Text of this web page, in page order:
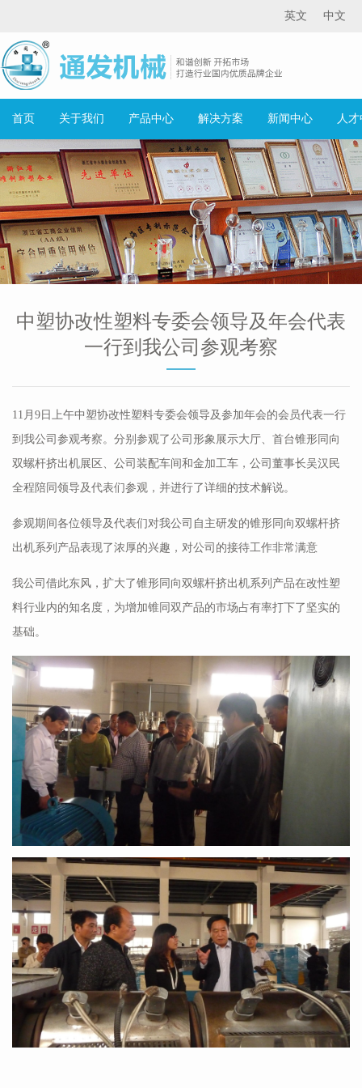
中文
英文
首页 关于我们 产品中心 解决方案 新闻中心 人
中塑协改性塑料专委会领导及年会代表
一行到我公司参观考察
11月9日上午中塑协改性塑料专委会领导及参加年会的会员代表一行
到我公司参观考察。分别参观了公司形象展示大厅、首台锥形同向
双螺杆挤出机展区、公司装配车间和金加工车，公司董事长吴汉民
全程陪同领导及代表们参观，并进行了详细的技术解说。
参观期间各位领导及代表们对我公司自主研发的锥形同向双螺杆挤
出机系列产品表现了浓厚的兴趣，对公司的接待工作非常满意
我公司借此东风，扩大了锥形同向双螺杆挤出机系列产品在改性塑
料行业内的知名度，为增加锥同双产品的市场占有率打下了坚实的
基础。